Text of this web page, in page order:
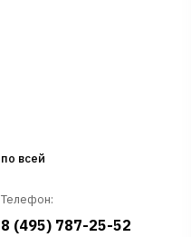
Телефон:
8 (495) 787-25-52
всей